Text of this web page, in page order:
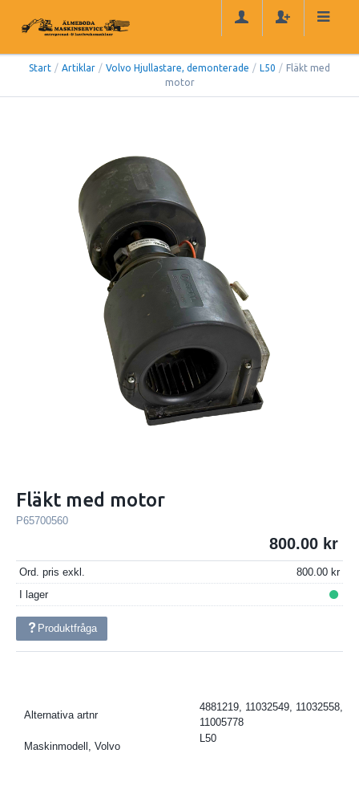
Start / Artiklar / Volvo Hjullastare, demonterade / L50 / Fläkt med
motor
Fläkt med motor
P65700560
800.00
Ord. pris exkl.
800.00
I lager
Produktfråga
Alternativa artnr
4881219, 11032549, 11032558,
11005778
Maskinmodell, Volvo
L50